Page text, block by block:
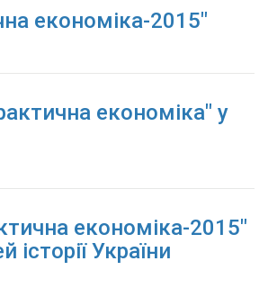
економіка-2015"
економіка" у
економіка-2015"
України